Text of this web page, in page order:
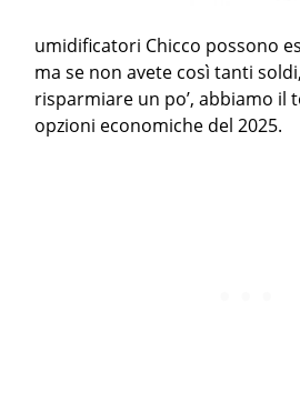
umidificatori Chicco possono
ma se non avete così tanti
risparmiare un po’, abbiamo il
opzioni economiche del 2025.